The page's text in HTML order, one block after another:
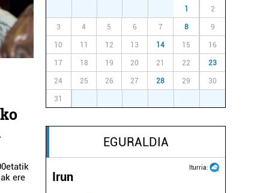
ere
1 2
3 4 5 6 7 8 9
10 11 12 13 14 15 16
17 18 19 20 21 22 23
24 25 26 27 28 29 30
31
EGURALDIA
Iturria:
Irun